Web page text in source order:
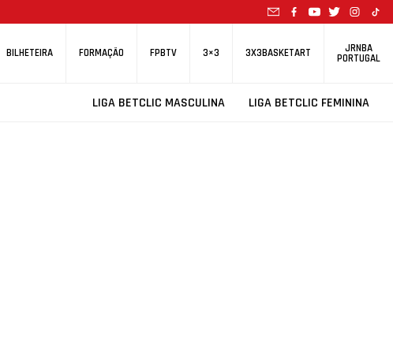
BILHETEIRA FORMAÇÃO FPBTV 3×3 3X3BASKETART JRNBA
PORTUGAL
LIGA BETCLIC MASCULINA LIGA BETCLIC FEMININA